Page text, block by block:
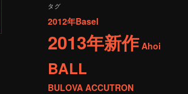
タグ
2012年Basel
2013年新作 Ahoi
BALL
BULOVA ACCUTRON